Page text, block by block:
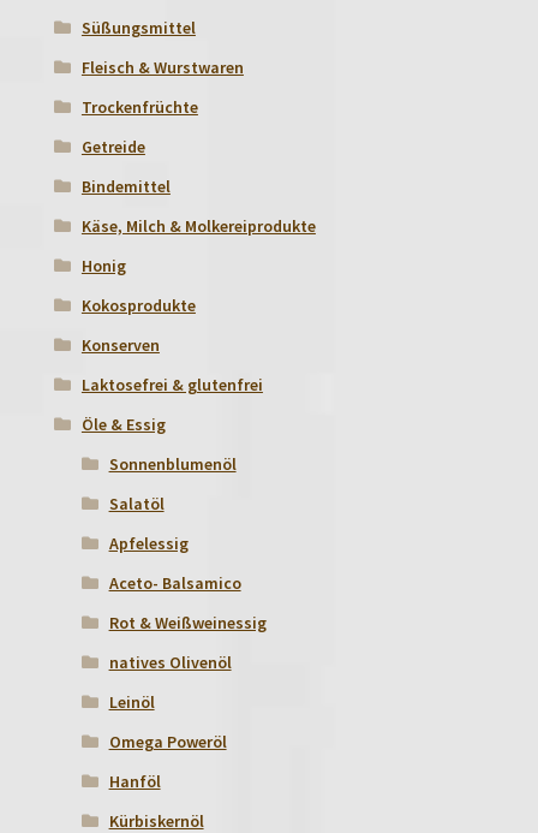
Süßungsmittel
Fleisch & Wurstwaren
Trockenfrüchte
Getreide
Bindemittel
Käse, Milch & Molkereiprodukte
Honig
Kokosprodukte
Konserven
Laktosefrei & glutenfrei
Öle & Essig
Sonnenblumenöl
Salatöl
Apfelessig
Aceto- Balsamico
Rot & Weißweinessig
natives Olivenöl
Leinöl
Omega Poweröl
Hanföl
Kürbiskernöl